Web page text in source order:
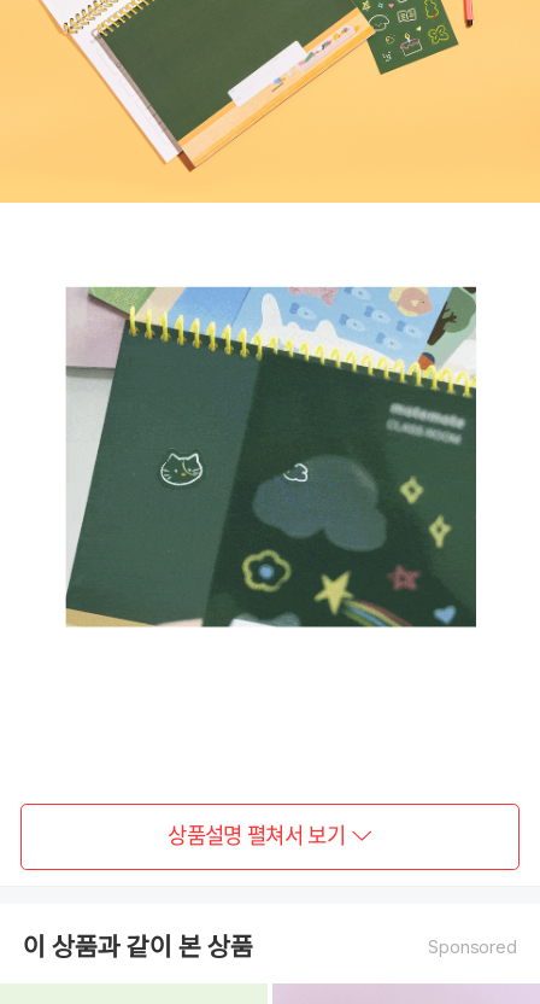
상품설명 펼쳐서 보기
이 상품과 같이 본 상품 Sponsored